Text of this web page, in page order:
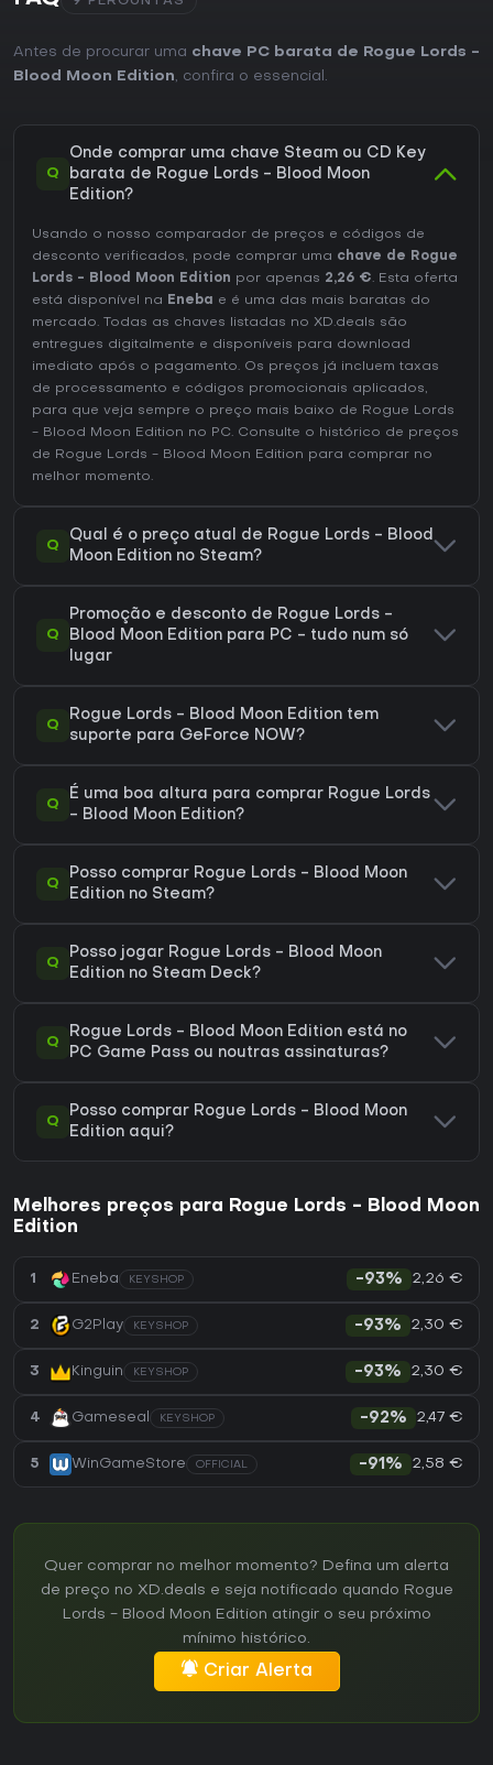
Antes de procurar uma chave PC barata de Rogue Lords -
Blood Moon Edition, confira o essencial.
Q
Onde comprar uma chave Steam ou CD Key
barata de Rogue Lords - Blood Moon
Edition?
Usando o nosso comparador de preços e códigos de
desconto verificados, pode comprar uma chave de Rogue
Lords - Blood Moon Edition por apenas 2,26 €. Esta oferta
está disponível na Eneba e é uma das mais baratas do
mercado. Todas as chaves listadas no XD.deals são
entregues digitalmente e disponíveis para download
imediato após o pagamento. Os preços já incluem taxas
de processamento e códigos promocionais aplicados,
para que veja sempre o preço mais baixo de Rogue Lords
- Blood Moon Edition no PC. Consulte o histórico de preços
de Rogue Lords - Blood Moon Edition para comprar no
melhor momento.
Q
Qual é o preço atual de Rogue Lords - Blood
Moon Edition no Steam?
Q
Promoção e desconto de Rogue Lords -
Blood Moon Edition para PC - tudo num só
lugar
Q
Rogue Lords - Blood Moon Edition tem
suporte para GeForce NOW?
Q
É uma boa altura para comprar Rogue Lords
- Blood Moon Edition?
Q
Posso comprar Rogue Lords - Blood Moon
Edition no Steam?
Q
Posso jogar Rogue Lords - Blood Moon
Edition no Steam Deck?
Q
Rogue Lords - Blood Moon Edition está no
PC Game Pass ou noutras assinaturas?
Q
Posso comprar Rogue Lords - Blood Moon
Edition aqui?
Melhores preços para Rogue Lords - Blood Moon
Edition
1 Eneba KEYSHOP -93% 2,26 €
2 G2Play KEYSHOP -93% 2,30 €
3 Kinguin KEYSHOP -93% 2,30 €
4 Gameseal KEYSHOP -92% 2,47 €
5 WinGameStore OFFICIAL -91% 2,58 €
Quer comprar no melhor momento? Defina um alerta
de preço no XD.deals e seja notificado quando Rogue
Lords - Blood Moon Edition atingir o seu próximo
mínimo histórico.
Criar Alerta